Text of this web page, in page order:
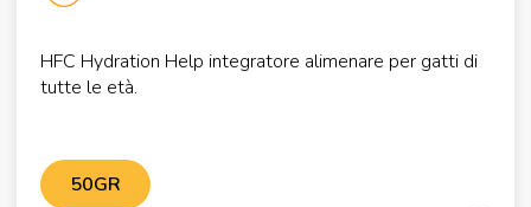
HFC Hydration Help integratore alimenare per gatti di
tutte le età.
50GR